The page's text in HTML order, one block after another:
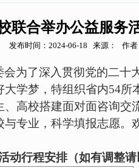
联合举办公益服务
发布时间：2024-06-18 来源： 作者
为了深入贯彻党的二
学梦，特组织省内54所
、高校搭建面对面咨询
专业，科学填报志愿。
动行程安排（如有调整请